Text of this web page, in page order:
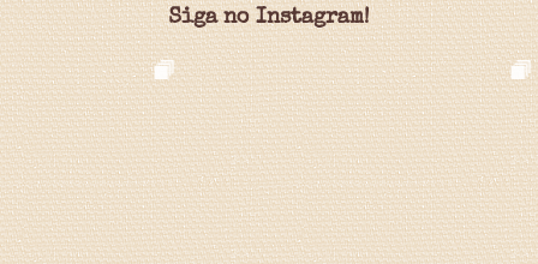
Siga no Instagram!